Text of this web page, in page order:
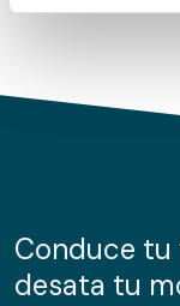
de cookies.
información
nuestros
Conduce
desata tu